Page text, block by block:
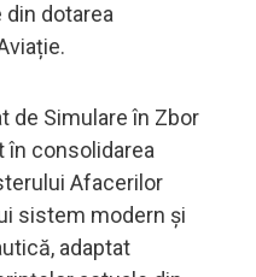
din dotarea
de Simulare în Zbor
în consolidarea
Afacerilor
sistem modern și
adaptat